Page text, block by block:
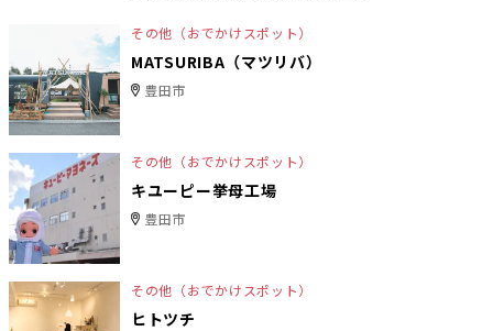
その他（おでかけスポット）
MATSURIBA（マツリバ）
豊田市
その他（おでかけスポット）
キユーピー挙母工場
豊田市
その他（おでかけスポット）
ヒトツチ